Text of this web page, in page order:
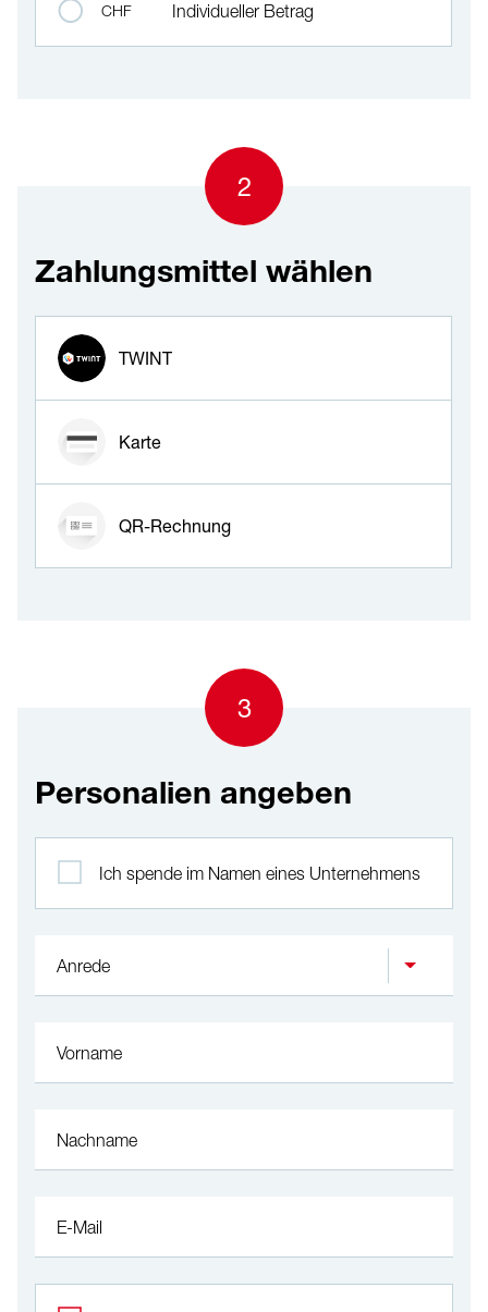
CHF Individueller Betrag
2
Zahlungsmittel wählen
TWINT
Karte
QR-Rechnung
3
Personalien angeben
Ich spende im Namen eines Unternehmens
Anrede
Vorname
Nachname
E-Mail